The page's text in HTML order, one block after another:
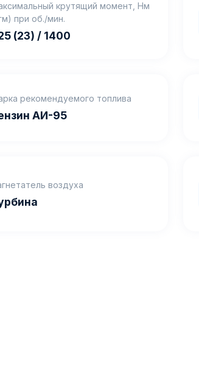
крутящий момент, Нм
при об./мин.
(23) / 1400
рекомендуемого топлива
АИ-95
воздуха